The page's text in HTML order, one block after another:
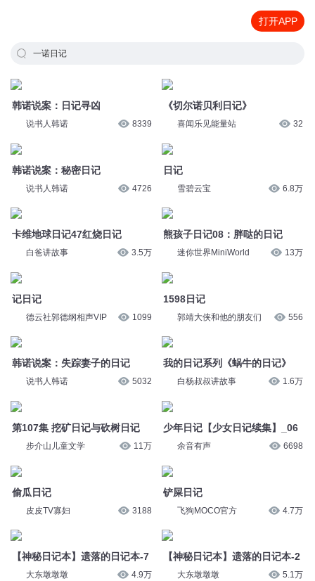
打开APP
一诺日记
韩诺说案：日记寻凶
说书人韩诺 8339
韩诺说案：秘密日记
说书人韩诺 4726
卡维地球日记47红烧日记
白爸讲故事 3.5万
记日记
德云社郭德纲相声VIP 1099
韩诺说案：失踪妻子的日记
说书人韩诺 5032
第107集 挖矿日记与砍树日记
步介山儿童文学 11万
偷瓜日记
皮皮TV寡妇 3188
【神秘日记本】遗落的日记本-7
大东墩墩墩 4.9万
《切尔诺贝利日记》
喜闻乐见能量站 32
日记
雪碧云宝 6.8万
熊孩子日记08：胖哒的日记
迷你世界MiniWorld 13万
1598日记
郭靖大侠和他的朋友们 556
我的日记系列《蜗牛的日记》
白杨叔叔讲故事 1.6万
少年日记【少女日记续集】_06
余音有声 6698
铲屎日记
飞狗MOCO官方 4.7万
【神秘日记本】遗落的日记本-2
大东墩墩墩 5.1万